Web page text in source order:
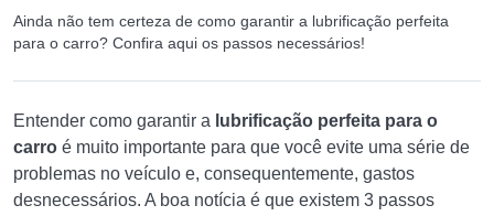
Ainda não tem certeza de como garantir a lubrificação perfeita
para o carro? Confira aqui os passos necessários!
Entender como garantir a lubrificação perfeita para o
carro é muito importante para que você evite uma série de
problemas no veículo e, consequentemente, gastos
desnecessários. A boa notícia é que existem 3 passos